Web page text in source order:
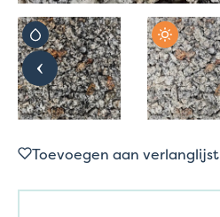
Toevoegen aan verlanglijst